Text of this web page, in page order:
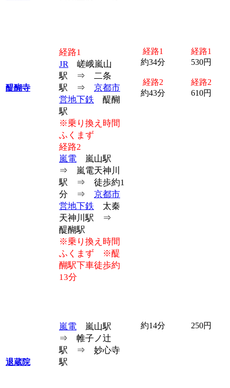
醍醐寺
経路1
JR 嵯峨嵐山
駅 ⇒ 二条
駅 ⇒ 京都市
営地下鉄 醍醐
駅
※乗り換え時間
ふくまず
経路2
嵐電 嵐山駅
⇒ 嵐電天神川
駅 ⇒ 徒歩約1
分 ⇒ 京都市
営地下鉄 太秦
天神川駅 ⇒
醍醐駅
※乗り換え時間
ふくまず ※醍
醐駅下車徒歩約
13分
経路1
約34分
経路2
約43分
経路1
530円
経路2
610円
退蔵院
嵐電 嵐山駅
⇒ 帷子ノ辻
駅 ⇒ 妙心寺
駅
約14分 250円